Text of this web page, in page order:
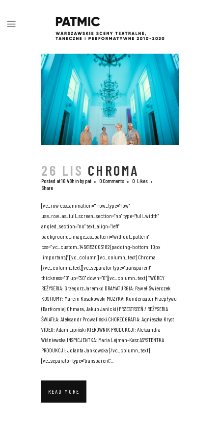
26 LIS CHROMA
Posted at 16:48hinbypat 0 Comments 0 Likes
Share
[vc_row css_animation="" row_type="row"
use_row_as_full_screen_section="no" type="full_width"
angled_section="no" text_align="left"
background_image_as_pattern="without_pattern"
css=".vc_custom_1456153003182{padding-bottom: 10px
!important;}"][vc_column][vc_column_text] Chroma
[/vc_column_text][vc_separator type="transparent"
thickness="0" up="30" down="0"][vc_column_text] TWÓRCY
REŻYSERIA: Grzegorz Jaremko DRAMATURGIA: Paweł Świerczek
KOSTIUMY: Marcin Kosakowski MUZYKA: Kondensator Przepływu
(Bartłomiej Chmara, Jakub Janicki) PRZESTRZEŃ / REŻYSERIA
ŚWIATŁA: Aleksandr Prowaliński CHOREOGRAFIA: Agnieszka Kryst
VIDEO: Adam Lipiński KIEROWNIK PRODUKCJI: Aleksandra
Wiśniewska INSPICJENTKA: Maria Lejman-Kasz ASYSTENTKA
PRODUKCJI: Jolanta Jankowska [/vc_column_text]
[vc_separator type="transparent"...
READ MORE